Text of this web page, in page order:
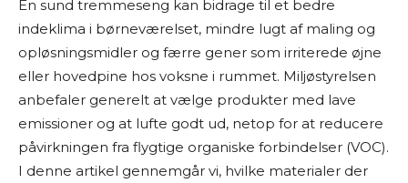
En sund tremmeseng kan bidrage til et bedre
indeklima i børneværelset, mindre lugt af maling og
opløsningsmidler og færre gener som irriterede øjne
eller hovedpine hos voksne i rummet. Miljøstyrelsen
anbefaler generelt at vælge produkter med lave
emissioner og at lufte godt ud, netop for at reducere
påvirkningen fra flygtige organiske forbindelser (VOC).
I denne artikel gennemgår vi, hvilke materialer der